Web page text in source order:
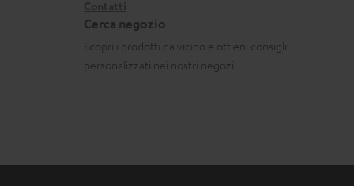
n
i
i
Cerca negozio
Scopri i prodotti da vicino e ottieni consigli
personalizzati nei nostri negozi